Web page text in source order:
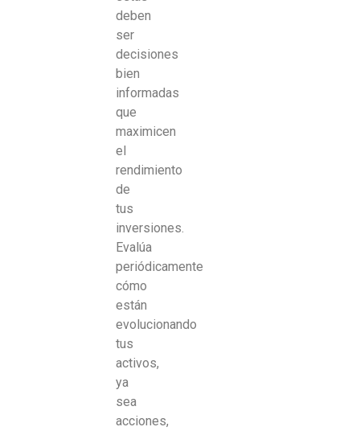
deben
ser
decisiones
bien
informadas
que
maximicen
el
rendimiento
de
tus
inversiones.
Evalúa
periódicamente
cómo
están
evolucionando
tus
activos,
ya
sea
acciones,